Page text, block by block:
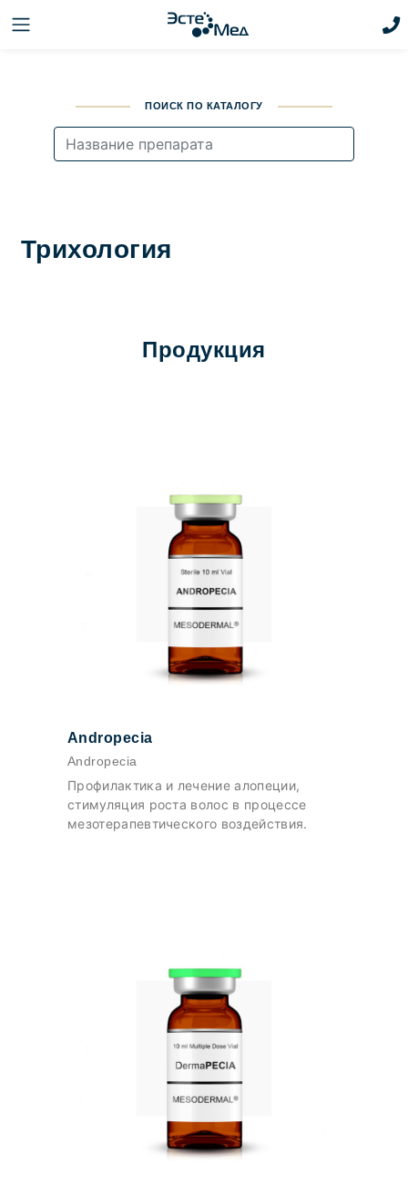
ПОИСК ПО КАТАЛОГУ
Трихология
Продукция
Andropecia
Andropecia
Профилактика и лечение алопеции,
стимуляция роста волос в процессе
мезотерапевтического воздействия.